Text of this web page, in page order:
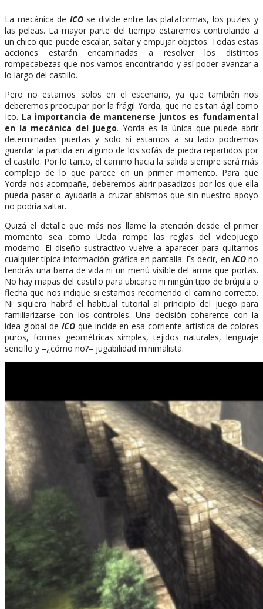
La mecánica de ICOse divide entre las plataformas, los puzles y
las peleas. La mayor parte del tiempo estaremos controlando a
un chico que puede escalar, saltar y empujar objetos. Todas estas
acciones estarán encaminadas a resolver los distintos
rompecabezas que nos vamos encontrando y así poder avanzar a
lo largo del castillo.
Pero no estamos solos en el escenario, ya que también nos
deberemos preocupar por la frágil Yorda, que no es tan ágil como
Ico. La importancia de mantenerse juntos es fundamental
en la mecánica del juego. Yorda es la única que puede abrir
determinadas puertas y solo si estamos a su lado podremos
guardar la partida en alguno de los sofás de piedra repartidos por
el castillo. Por lo tanto, el camino hacia la salida siempre será más
complejo de lo que parece en un primer momento. Para que
Yorda nos acompañe, deberemos abrir pasadizos por los que ella
pueda pasar o ayudarla a cruzar abismos que sin nuestro apoyo
no podría saltar.
Quizá el detalle que más nos llame la atención desde el primer
momento sea como Ueda rompe las reglas del videojuego
moderno. El diseño sustractivo vuelve a aparecer para quitarnos
cualquier típica información gráfica en pantalla. Es decir, en ICOno
tendrás una barra de vida ni un menú visible del arma que portas.
No hay mapas del castillo para ubicarse ni ningún tipo de brújula o
flecha que nos indique si estamos recorriendo el camino correcto.
Ni siquiera habrá el habitual tutorial al principio del juego para
familiarizarse con los controles. Una decisión coherente con la
idea global de ICOque incide en esa corriente artística de colores
puros, formas geométricas simples, tejidos naturales, lenguaje
sencillo y –¿cómo no?– jugabilidad minimalista.